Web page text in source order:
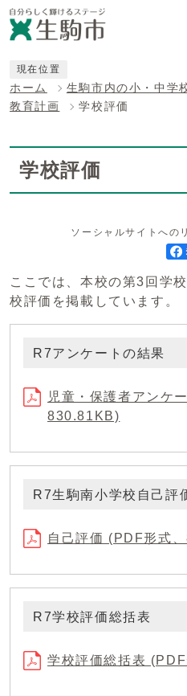
現在位置
ホーム 生駒市内の小・中学
教育計画
学校評価
学校評価
ソーシャルサイトへの
ここでは、本校の第3回学
校評価を掲載しています。
R7アンケートの結果
児童・保護者アンケ
830.81KB)
R7生駒南小学校自己評
自己評価 (PDF形式
R7学校評価総括表
学校評価総括表